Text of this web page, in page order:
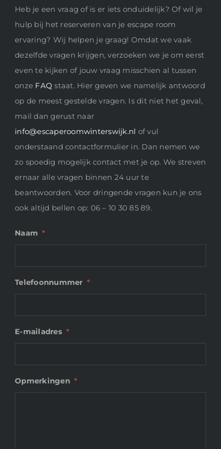
Heb je een vraag of is er iets onduidelijk? Of wil je
hulp bij het reserveren van je escape room
ervaring? Wij helpen je graag! Omdat we vaak
dezelfde vragen krijgen, verzoeken we je om eerst
even te kijken of jouw vraag misschien al tussen
onze FAQ staat. Hier geven we namelijk antwoord
op de meest gestelde vragen. Is dit niet het geval,
mail dan gerust naar
info@escaperoomwinterswijk.nl of vul
onderstaand contactformulier in. Dan nemen we
zo spoedig mogelijk contact met je op. We streven
ernaar alle vragen binnen 24 uur te
beantwoorden. Voor dringende vragen kun je ons
ook altijd bellen op: 06 – 10 30 85 89.
Naam *
Telefoonnummer *
E-mailadres *
Opmerkingen *